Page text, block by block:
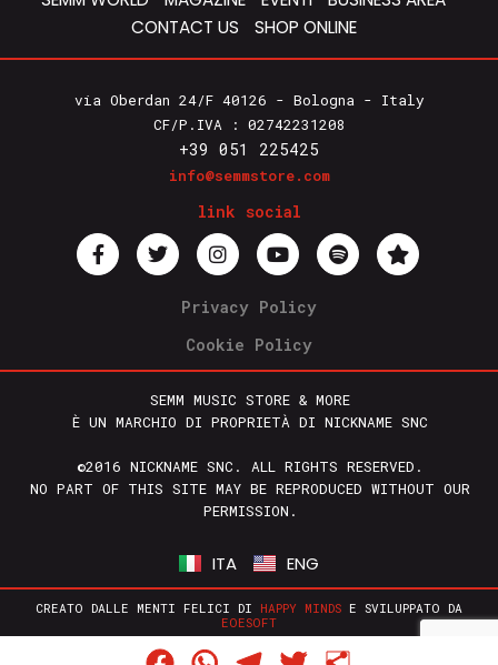
CONTACT US
SHOP ONLINE
via Oberdan 24/F 40126 - Bologna - Italy
CF/P.IVA : 02742231208
+39 051 225425
info@semmstore.com
link social
Privacy Policy
Cookie Policy
SEMM MUSIC STORE & MORE
È UN MARCHIO DI PROPRIETÀ DI NICKNAME SNC
©2016 NICKNAME SNC. ALL RIGHTS RESERVED.
NO PART OF THIS SITE MAY BE REPRODUCED WITHOUT OUR
PERMISSION.
ITA ENG
CREATO DALLE MENTI FELICI DI HAPPY MINDS E SVILUPPATO DA
EOESOFT
FacebookWhatsAppTelegram
Twitter